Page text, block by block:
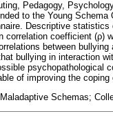
Pedagogy,
to the Young
Descriptive
correlation coefficient (ρ)
between
bullying in interaction
psychopathological
of improving the
Schemas;